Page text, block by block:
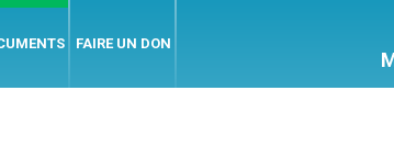
FAIRE UN DON